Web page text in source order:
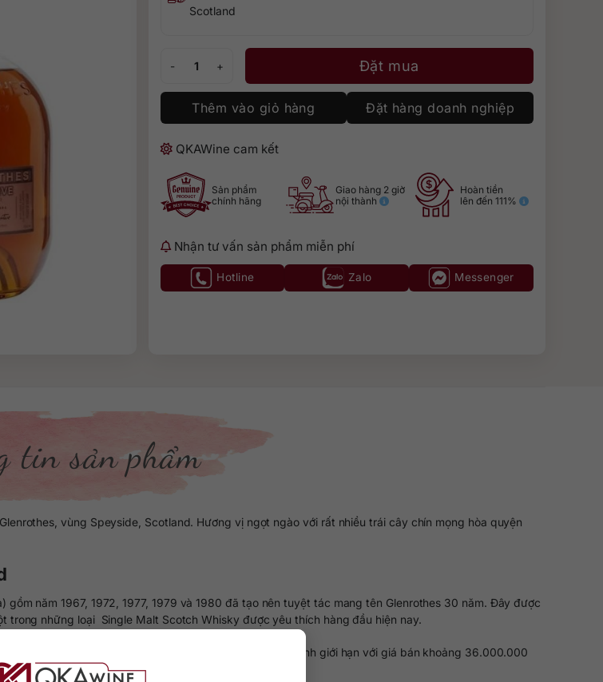
Scotland
Đặt mua
Thêm vào giỏ hàng Đặt hàng doanh nghiệp
QKAWine cam kết
Sản phẩm
chính hãng
Giao hàng 2 giờ
nội thành
Hoàn tiền
lên đến 111%
Nhận tư vấn sản phẩm miễn phí
Hotline Zalo Messenger
tin sản phẩm
vùng Speyside, Scotland. Hương vị ngọt ngào với rất nhiều trái cây chín mọng hòa quyện
năm 1967, 1972, 1977, 1979 và 1980 đã tạo nên tuyệt tác mang tên Glenrothes 30 năm. Đây được
trong những loại Single Malt Scotch Whisky được yêu thích hàng đầu hiện nay.
lâng lâng sảng khoái khi thưởng thức. Số lượng phát hành giới hạn với giá bán khoảng 36.000.000